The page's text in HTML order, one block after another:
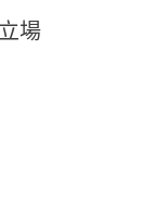
場